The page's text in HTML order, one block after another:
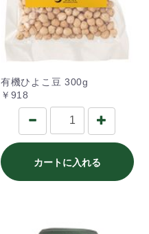
有機ひよこ豆 300g
￥918
カートに入れる